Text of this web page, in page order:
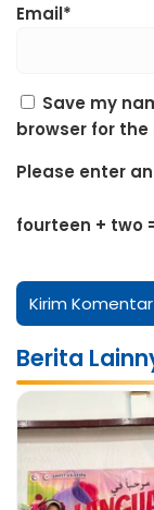
Email*
Save my
browser for
Please enter
fourteen + two
Berita